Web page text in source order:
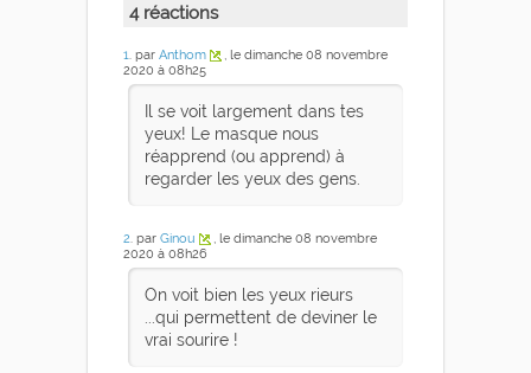
4 réactions
1 . par Anthom
, le dimanche 08 novembre
2020 à 08h25
Il se voit largement dans tes
yeux! Le masque nous
réapprend (ou apprend) à
regarder les yeux des gens.
2. par Ginou
, le dimanche 08 novembre
2020 à 08h26
On voit bien les yeux rieurs
...qui permettent de deviner le
vrai sourire !